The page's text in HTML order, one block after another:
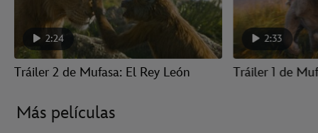
2:24
Tráiler 2 de Mufasa: El Rey León
2:33
Tráiler 1 de
Más películas